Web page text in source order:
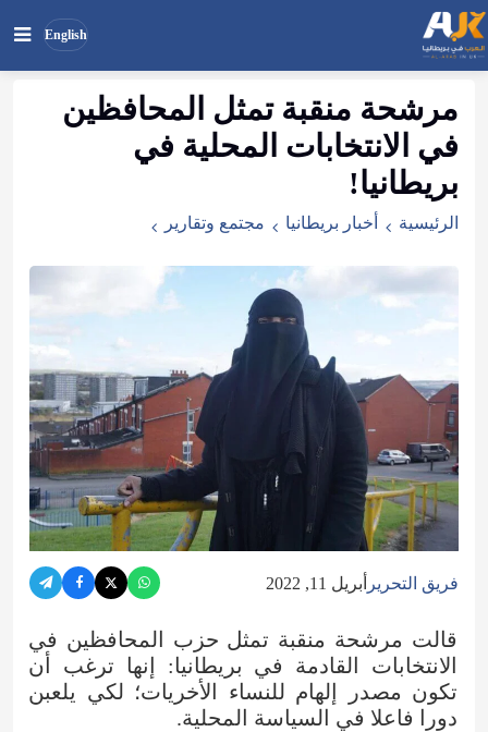
English
ابحث
في
الموقع
بحث
مرشحة منقبة تمثل المحافظين
في الانتخابات المحلية في
بريطانيا!
الرئيسية أخبار بريطانيا مجتمع وتقارير
فريق التحرير أبريل 11, 2022
قالت مرشحة منقبة تمثل حزب المحافظين في
الانتخابات القادمة في بريطانيا: إنها ترغب أن
تكون مصدر إلهام للنساء الأخريات؛ لكي يلعبن
دورا فاعلا في السياسة المحلية.